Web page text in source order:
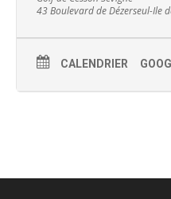
43 Boulevard de Dézerseul-Ile
CALENDRIER